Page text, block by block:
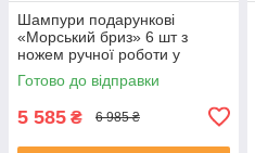
Шампури подарункові
«Морський бриз» 6 шт з
ножем ручної роботи у
шкіряному сагайдаку
Готово до відправки
5 585 ₴ 6 985 ₴